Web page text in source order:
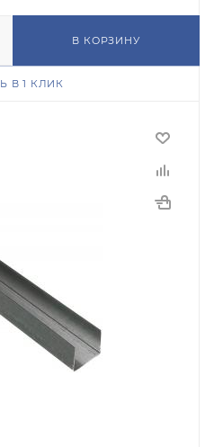
В КОРЗИНУ
В 1 КЛИК